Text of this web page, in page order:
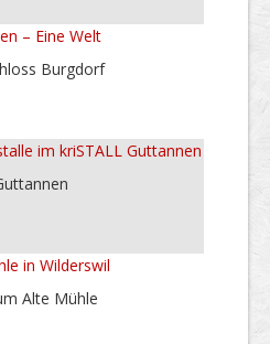
– Eine Welt
Burgdorf
im kriSTALL Guttannen
in Wilderswil
Alte Mühle